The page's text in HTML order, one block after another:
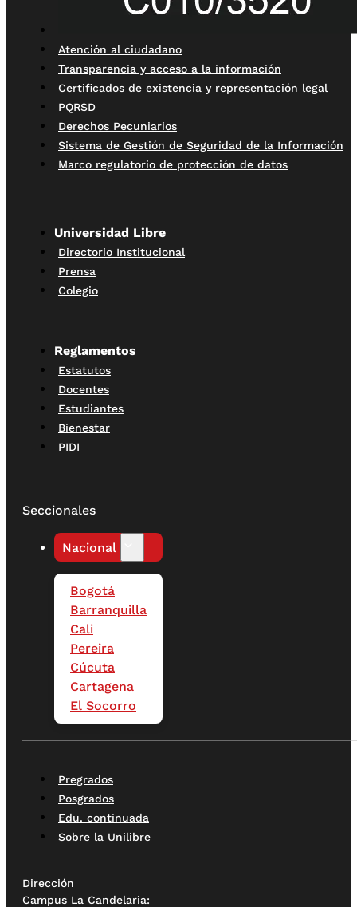
Atención al ciudadano
Transparencia y acceso a la información
Certificados de existencia y representación legal
PQRSD
Derechos Pecuniarios
Sistema de Gestión de Seguridad de la Información
Marco regulatorio de protección de datos
Universidad Libre
Directorio Institucional
Prensa
Colegio
Reglamentos
Estatutos
Docentes
Estudiantes
Bienestar
PIDI
Seccionales
Nacional
Bogotá
Barranquilla
Cali
Pereira
Cúcuta
Cartagena
El Socorro
Pregrados
Posgrados
Edu. continuada
Sobre la Unilibre
Dirección
Campus La Candelaria: